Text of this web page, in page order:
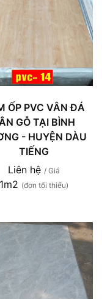
ỐP PVC VÂN ĐÁ
GỖ TẠI BÌNH
- HUYỆN DÀU
TIẾNG
Liên hệ / Giá
1m2 (đơn tối thiểu)